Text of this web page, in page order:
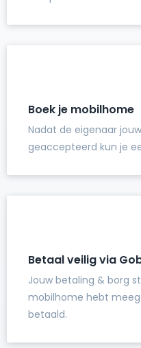
Boek je mobilhome
Nadat de eigenaar
geaccepteerd kun je
Betaal veilig via
Jouw betaling & borg
mobilhome hebt
betaald.